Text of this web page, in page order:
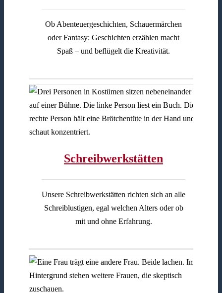
Ob Abenteuergeschichten, Schauermärchen
oder Fantasy: Geschichten erzählen macht
Spaß – und beflügelt die Kreativität.
Schreibwerkstätten
Unsere Schreibwerkstätten richten sich an alle
Schreiblustigen, egal welchen Alters oder ob
mit und ohne Erfahrung.